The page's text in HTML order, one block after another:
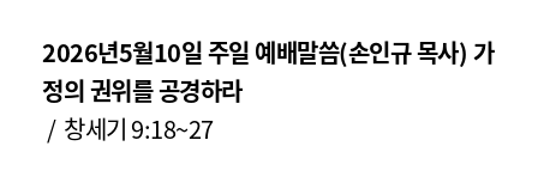
2026년5월10일 주일 예배말씀(손인규 목사) 가
정의 권위를 공경하라
/ 창세기 9:18~27